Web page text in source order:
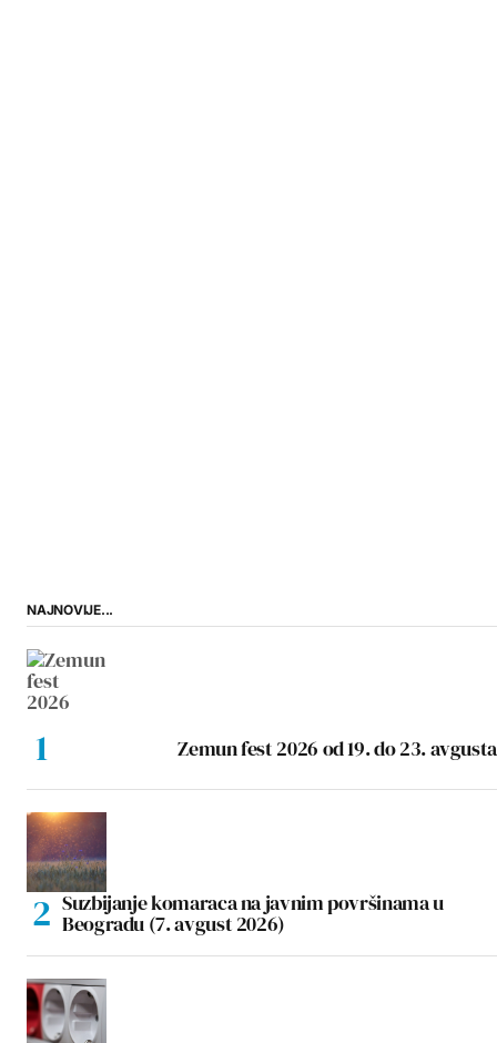
NAJNOVIJE...
Zemun fest 2026 od 19. do 23. avgusta
Suzbijanje komaraca na javnim površinama u
Beogradu (7. avgust 2026)